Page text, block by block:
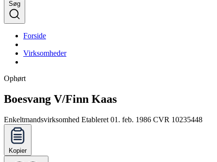
Søg
Forside
Virksomheder
Ophørt
Boesvang V/Finn Kaas
Enkeltmandsvirksomhed Etableret 01. feb. 1986 CVR 10235448
Kopier